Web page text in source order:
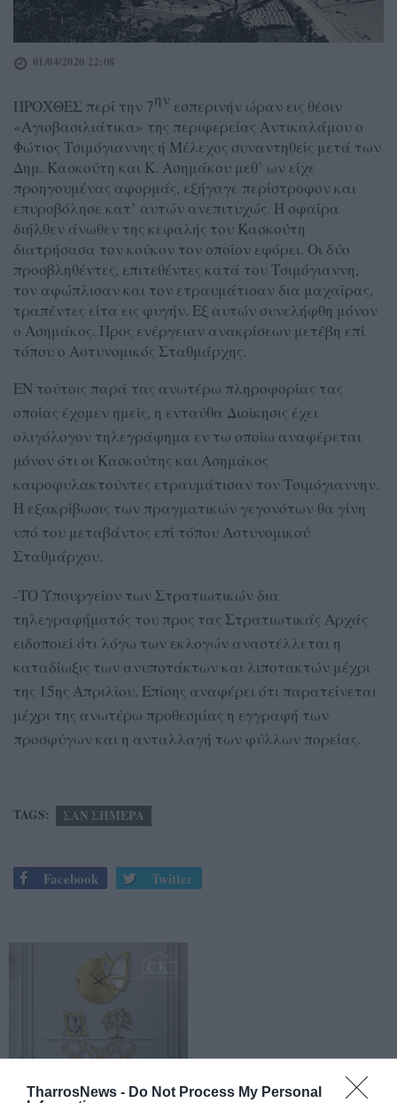
TharrosNews - Do Not Process My Personal
01/04/2020 22:08
ΠΡΟΧΘΕΣ περί την 7ην εσπερινήν ώραν εις θέσιν
«Αγιοβασιλιάτικα» της περιφερείας Αντικαλάμου ο
Φώτιος Τσιμόγιαννης ή Μέλεχος συναντηθείς μετά των
Δημ. Κασκούτη και Κ. Ασημάκου μεθ’ ων είχε
προηγουμένας αφορμάς, εξήγαγε περίστροφον και
επυροβόλησε κατ’ αυτών ανεπιτυχώς. Η σφαίρα
διήλθεν άνωθεν της κεφαλής του Κασκούτη
διατρήσασα τον κούκον τον οποίον εφόρει. Οι δύο
προσβληθέντες, επιτεθέντες κατά του Τσιμόγιαννη,
τον αφώπλισαν και τον ετραυμάτισαν δια μαχαίρας,
τραπέντες είτα εις φυγήν. Εξ αυτών συνελήφθη μόνον
ο Ασημάκος. Προς ενέργειαν ανακρίσεων μετέβη επί
τόπου ο Αστυνομικός Σταθμάρχης.
ΕΝ τούτοις παρά τας ανωτέρω πληροφορίας τας
οποίας έχομεν ημείς, η ενταύθα Διοίκησις έχει
ολιγόλογον τηλεγράφημα εν τω οποίω αναφέρεται
μόνον ότι οι Κασκούτης και Ασημάκος
καιροφυλακτούντες ετραυμάτισαν τον Τσιμόγιαννην.
Η εξακρίβωσις των πραγματικών γεγονότων θα γίνη
υπό του μεταβάντος επί τόπου Αστυνομικού
Σταθμάρχου.
-ΤΟ Υπουργείον των Στρατιωτικών δια
τηλεγραφήματός του προς τας Στρατιωτικάς Αρχάς
ειδοποιεί ότι λόγω των εκλογών αναστέλλεται η
καταδίωξις των ανυποτάκτων και λιποτακτών μέχρι
της 15ης Απριλίου. Επίσης αναφέρει ότι παρατείνεται
μέχρι της ανωτέρω προθεσμίας η εγγραφή των
προσφύγων και η ανταλλαγή των φύλλων πορείας.
TAGS: ΣΑΝ ΣΗΜΕΡΑ
Facebook Twitter